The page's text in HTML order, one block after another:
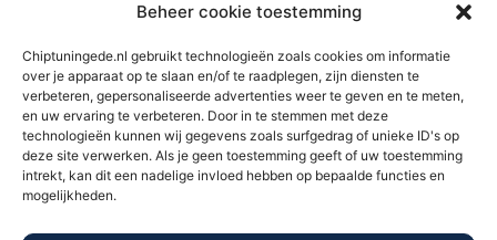
Beheer cookie toestemming
Chiptuningede.nl gebruikt technologieën zoals cookies om informatie
over je apparaat op te slaan en/of te raadplegen, zijn diensten te
verbeteren, gepersonaliseerde advertenties weer te geven en te meten,
en uw ervaring te verbeteren. Door in te stemmen met deze
technologieën kunnen wij gegevens zoals surfgedrag of unieke ID's op
deze site verwerken. Als je geen toestemming geeft of uw toestemming
intrekt, kan dit een nadelige invloed hebben op bepaalde functies en
mogelijkheden.